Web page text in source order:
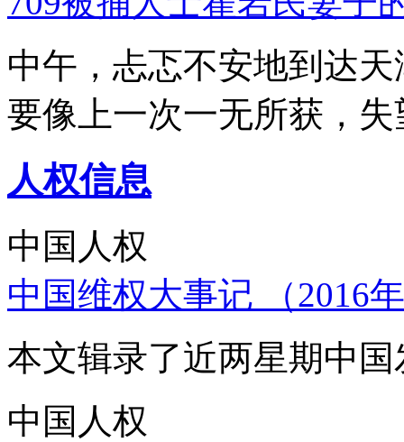
中午，忐忑不安地到达
要像上一次一无所获，
人权信息
中国人权
中国维权大事记 （2016
本文辑录了近两星期中
中国人权